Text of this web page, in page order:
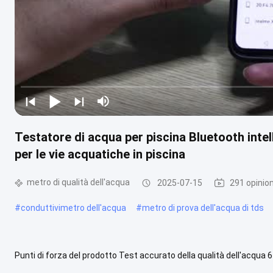
Testatore di acqua per piscina Bluetooth
per le vie acquatiche in piscina
metro di qualità dell'acqua 2025-07-15 291
#conduttivimetro dell'acqua #metro di prova dell'acqua di tds
Punti di forza del prodotto Test accurato della qualità dell'acqua 6